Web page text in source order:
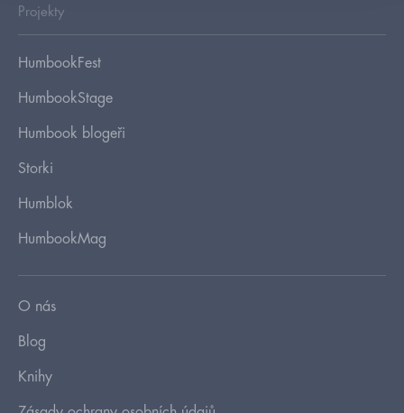
Projekty
HumbookFest
HumbookStage
Humbook blogeři
Storki
Humblok
HumbookMag
O nás
Blog
Knihy